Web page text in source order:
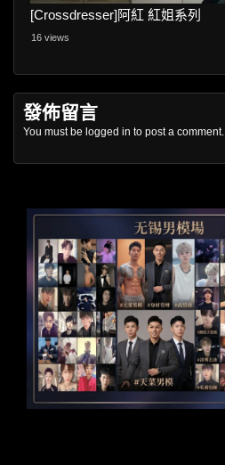
[Crossdresser]阿紅 紅姐系列
16 views
發佈留言
You must be logged in to post a comment.